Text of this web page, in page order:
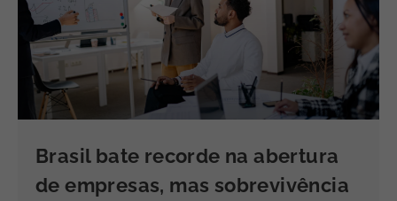
Brasil bate recorde na abertura
de empresas, mas sobrevivência